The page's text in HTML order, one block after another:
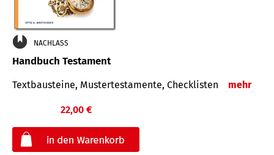
NACHLASS
Handbuch Testament
Textbausteine, Mustertestamente, Checklisten mehr
22,00 €